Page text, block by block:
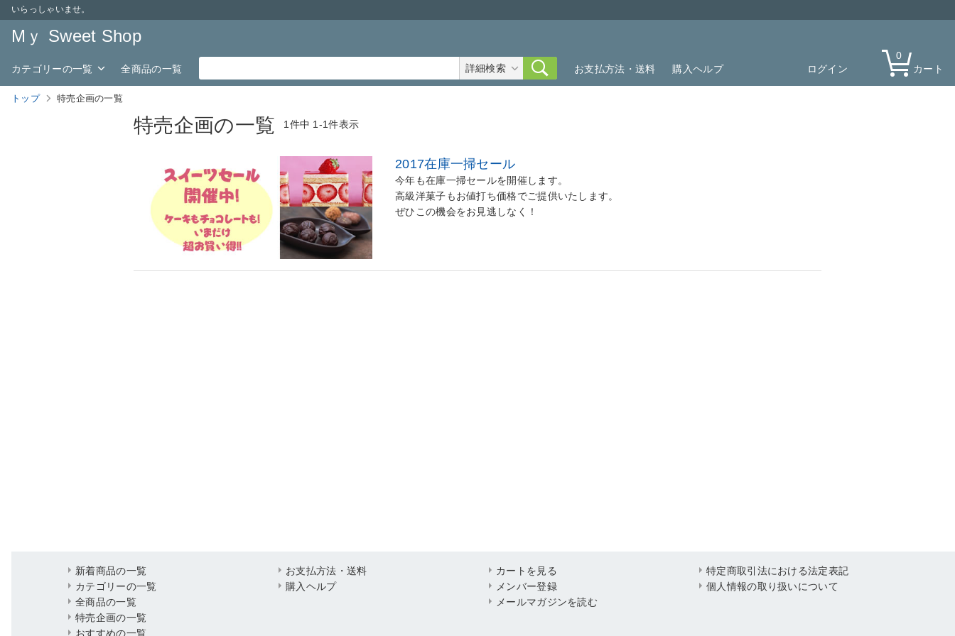
いらっしゃいませ。
Mｙ Sweet Shop
カテゴリーの一覧 全商品の一覧 ログイン カート
0
お支払方法・送料
購入ヘルプ
詳細検索
トップ 特売企画の一覧
特売企画の一覧 1件中 1-1件表示
2017在庫一掃セール
今年も在庫一掃セールを開催します。
高級洋菓子もお値打ち価格でご提供いたします。
ぜひこの機会をお見逃しなく！
新着商品の一覧
カテゴリーの一覧
全商品の一覧
特売企画の一覧
おすすめの一覧
お支払方法・送料
購入ヘルプ
カートを見る
メンバー登録
メールマガジンを読む
特定商取引法における法定表記
個人情報の取り扱いについて